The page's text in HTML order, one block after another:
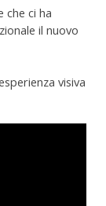
che ci ha
il nuovo
visiva